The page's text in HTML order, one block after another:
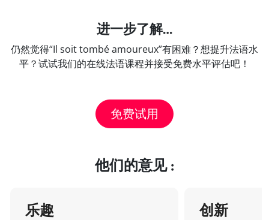
进一步了解…
仍然觉得“Il soit tombé amoureux”有困难？想提升法语水
平？试试我们的在线法语课程并接受免费水平评估吧！
免费试用
他们的意见 :
乐趣 创新